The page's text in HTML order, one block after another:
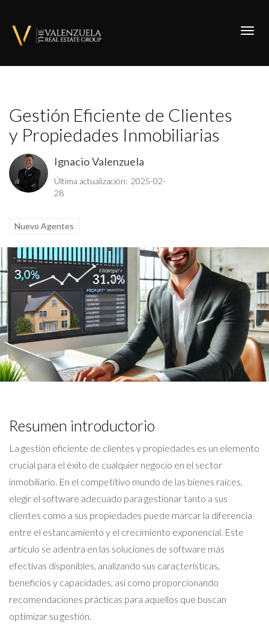
Gestión Eficiente de Clientes
y Propiedades Inmobiliarias
Ignacio Valenzuela
Última actualización: 2025-02-
28
Nuevo Agentes
Resumen introductorio
La gestión eficiente de clientes y propiedades es un elemento
crucial para el éxito de cualquier negocio en el sector
inmobiliario. En el competitivo mundo de las bienes raíces,
elegir el software adecuado para gestionar tanto a sus
clientes como a sus propiedades puede marcar la diferencia
entre el estancamiento y el crecimiento exponencial. Este
artículo se adentra en las soluciones de software más
efectivas disponibles, analizando sus características,
beneficios y capacidades, así como proporcionando
recomendaciones prácticas para aquellos que buscan
optimizar su gestión.